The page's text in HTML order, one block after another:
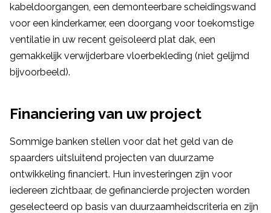
kabeldoorgangen, een demonteerbare scheidingswand
voor een kinderkamer, een doorgang voor toekomstige
ventilatie in uw recent geïsoleerd plat dak, een
gemakkelijk verwijderbare vloerbekleding (niet gelijmd
bijvoorbeeld).
Financiering van uw project
Sommige banken stellen voor dat het geld van de
spaarders uitsluitend projecten van duurzame
ontwikkeling financiert. Hun investeringen zijn voor
iedereen zichtbaar, de gefinancierde projecten worden
geselecteerd op basis van duurzaamheidscriteria en zijn